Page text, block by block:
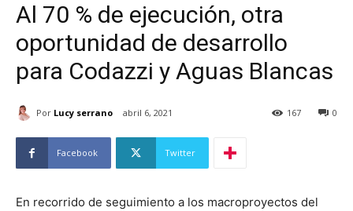
Al 70 % de ejecución, otra
oportunidad de desarrollo
para Codazzi y Aguas Blancas
Por Lucy serrano abril 6, 2021 0
167
Facebook Twitter
En recorrido de seguimiento a los macroproyectos del